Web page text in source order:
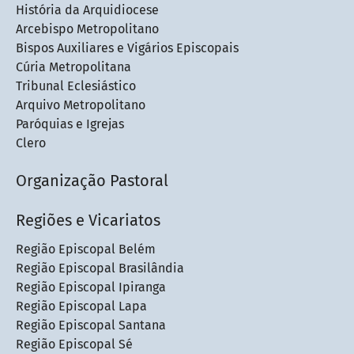
História da Arquidiocese
Arcebispo Metropolitano
Bispos Auxiliares e Vigários Episcopais
Cúria Metropolitana
Tribunal Eclesiástico
Arquivo Metropolitano
Paróquias e Igrejas
Clero
Organização Pastoral
Regiões e Vicariatos
Região Episcopal Belém
Região Episcopal Brasilândia
Região Episcopal Ipiranga
Região Episcopal Lapa
Região Episcopal Santana
Região Episcopal Sé